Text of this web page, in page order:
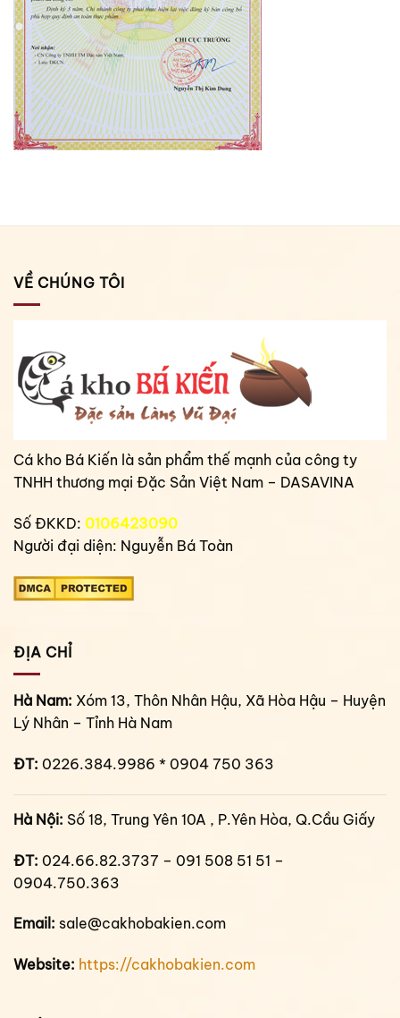
VỀ CHÚNG TÔI
Cá kho Bá Kiến là sản phẩm thế mạnh của công ty
TNHH thương mại Đặc Sản Việt Nam – DASAVINA
Số ĐKKD: 0106423090
Người đại diện: Nguyễn Bá Toàn
ĐỊA CHỈ
Hà Nam: Xóm 13, Thôn Nhân Hậu, Xã Hòa Hậu – Huyện
Lý Nhân – Tỉnh Hà Nam
ĐT: 0226.384.9986 * 0904 750 363
Hà Nội: Số 18, Trung Yên 10A , P.Yên Hòa, Q.Cầu Giấy
ĐT: 024.66.82.3737 – 091 508 51 51 –
0904.750.363
Email: sale@cakhobakien.com
Website: https://cakhobakien.com